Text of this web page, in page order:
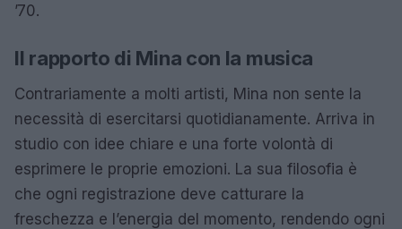
’70.
Il rapporto di Mina con la musica
Contrariamente a molti artisti, Mina non sente la
necessità di esercitarsi quotidianamente. Arriva in
studio con idee chiare e una forte volontà di
esprimere le proprie emozioni. La sua filosofia è
che ogni registrazione deve catturare la
freschezza e l’energia del momento, rendendo ogni